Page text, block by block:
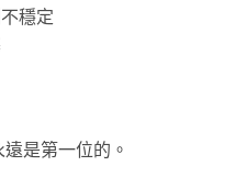
穩定
是第一位的。